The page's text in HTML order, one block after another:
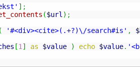
] ;
($url ) ;
( '#<div><cite>(.+?)\/search#is' ,
[1 ] as $value ) echo $value.